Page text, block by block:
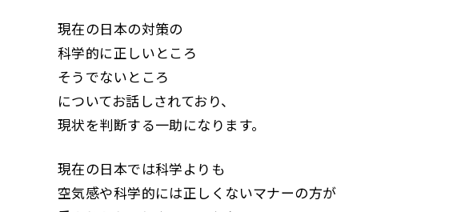
現在の日本の対策の
科学的に正しいところ
そうでないところ
についてお話しされており、
現状を判断する一助になります。
現在の日本では科学よりも
空気感や科学的には正しくないマナーの方が